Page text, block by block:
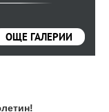
ОЩЕ ГАЛЕРИИ